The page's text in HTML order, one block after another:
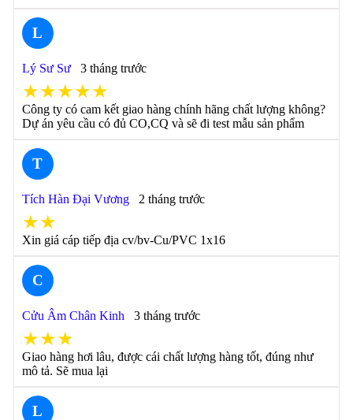
L
Lý Sư Sư 3 tháng trước
★★★★★
Công ty có cam kết giao hàng chính hãng chất lượng không?
Dự án yêu cầu có đủ CO,CQ và sẽ đi test mẫu sản phẩm
T
Tích Hàn Đại Vương 2 tháng trước
★★
Xin giá cáp tiếp địa cv/bv-Cu/PVC 1x16
C
Cửu Âm Chân Kinh 3 tháng trước
★★★
Giao hàng hơi lâu, được cái chất lượng hàng tốt, đúng như
mô tả. Sẽ mua lại
L